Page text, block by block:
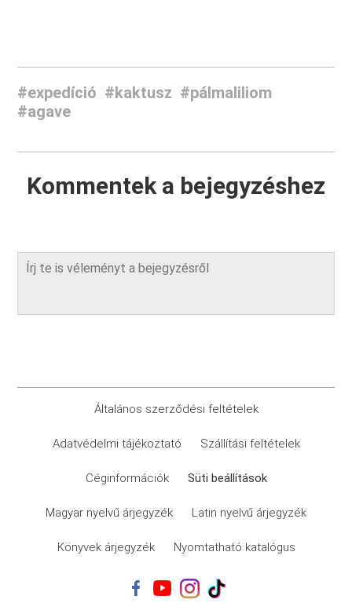
#expedíció #kaktusz #pálmaliliom
#agave
Kommentek a bejegyzéshez
Általános szerződési feltételek
Adatvédelmi tájékoztató Szállítási feltételek
Céginformációk Süti beállítások
Magyar nyelvű árjegyzék Latin nyelvű árjegyzék
Könyvek árjegyzék Nyomtatható katalógus